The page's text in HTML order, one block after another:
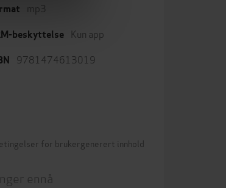
mp3
beskyttelse Kun app
9781474613019
for brukergenerert innhold
ennå